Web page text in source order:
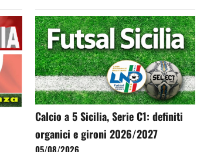
Calcio a 5 Sicilia, Serie C1: definiti
organici e gironi 2026/2027
05/08/2026